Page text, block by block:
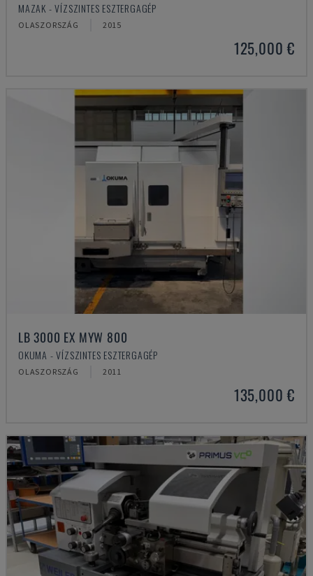
MAZAK - VÍZSZINTES ESZTERGAGÉP
OLASZORSZÁG 2015
125,000 €
LB 3000 EX MYW 800
OKUMA - VÍZSZINTES ESZTERGAGÉP
OLASZORSZÁG 2011
135,000 €